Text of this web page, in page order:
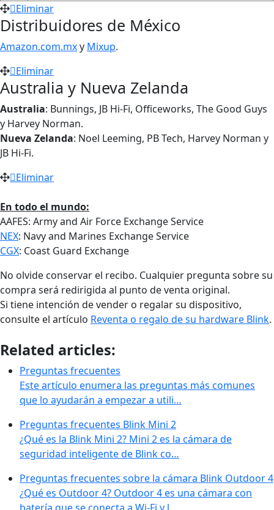
Eliminar
Distribuidores de México
Amazon.com.mxy Mixup.
Eliminar
Australia y Nueva Zelanda
Australia: Bunnings, JB Hi-Fi, Officeworks, The Good Guys
y Harvey Norman.
Nueva Zelanda: Noel Leeming, PB Tech, Harvey Norman y
JB Hi-Fi.
Eliminar
En todo el mundo:
AAFES: Army and Air Force Exchange Service
NEX: Navy and Marines Exchange Service
CGX: Coast Guard Exchange
No olvide conservar el recibo. Cualquier pregunta sobre su
compra será redirigida al punto de venta original.
Si tiene intención de vender o regalar su dispositivo,
consulte el artículo Reventa o regalo de su hardware Blink.
Related articles:
Preguntas frecuentes
Este artículo enumera las preguntas más comunes
que lo ayudarán a empezar a utili…
Preguntas frecuentes Blink Mini 2
¿Qué es la Blink Mini 2? Mini 2 es la cámara de
seguridad inteligente de Blink co…
Preguntas frecuentes sobre la cámara Blink Outdoor 4
¿Qué es Outdoor 4? Outdoor 4 es una cámara con